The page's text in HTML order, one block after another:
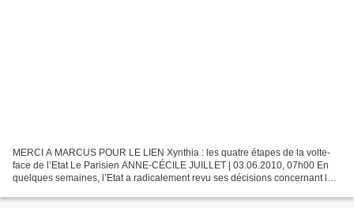
MERCI A MARCUS POUR LE LIEN Xynthia : les quatre étapes de la volte-
face de l’Etat Le Parisien ANNE-CÉCILE JUILLET | 03.06.2010, 07h00 En
quelques semaines, l’Etat a radicalement revu ses décisions concernant la